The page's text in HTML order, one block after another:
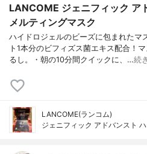
LANCOME ジェニフィック ア
メルティングマスク
ハイドロジェルのビーズに包まれたマ
ト1本分のビフィズス菌エキス配合！
るし。・朝の10分間クイックに、…続
LANCOME(ランコム)
ジェニフィック アドバンスト